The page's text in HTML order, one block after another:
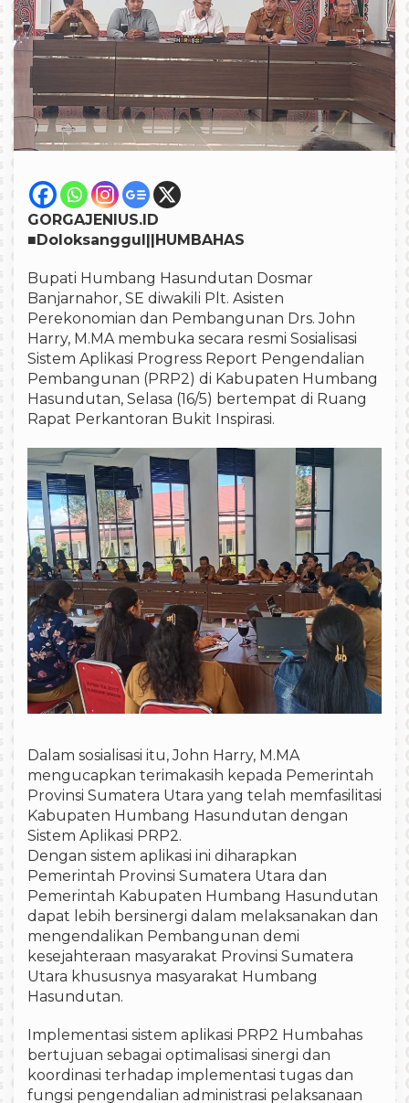
GORGAJENIUS.ID
■Doloksanggul||HUMBAHAS
Bupati Humbang Hasundutan Dosmar
Banjarnahor, SE diwakili Plt. Asisten
Perekonomian dan Pembangunan Drs. John
Harry, M.MA membuka secara resmi Sosialisasi
Sistem Aplikasi Progress Report Pengendalian
Pembangunan (PRP2) di Kabupaten Humbang
Hasundutan, Selasa (16/5) bertempat di Ruang
Rapat Perkantoran Bukit Inspirasi.
Dalam sosialisasi itu, John Harry, M.MA
mengucapkan terimakasih kepada Pemerintah
Provinsi Sumatera Utara yang telah memfasilitasi
Kabupaten Humbang Hasundutan dengan
Sistem Aplikasi PRP2.
Dengan sistem aplikasi ini diharapkan
Pemerintah Provinsi Sumatera Utara dan
Pemerintah Kabupaten Humbang Hasundutan
dapat lebih bersinergi dalam melaksanakan dan
mengendalikan Pembangunan demi
kesejahteraan masyarakat Provinsi Sumatera
Utara khususnya masyarakat Humbang
Hasundutan.
Implementasi sistem aplikasi PRP2 Humbahas
bertujuan sebagai optimalisasi sinergi dan
koordinasi terhadap implementasi tugas dan
fungsi pengendalian administrasi pelaksanaan